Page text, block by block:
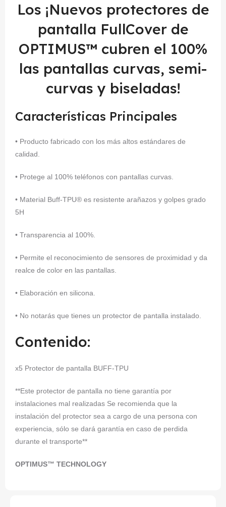
Los ¡Nuevos protectores de
pantalla FullCover de
OPTIMUS™ cubren el 100%
las pantallas curvas, semi-
curvas y biseladas!
Características Principales
• Producto fabricado con los más altos estándares de
calidad.
• Protege al 100% teléfonos con pantallas curvas.
• Material Buff-TPU® es resistente arañazos y golpes grado
5H
• Transparencia al 100%.
• Permite el reconocimiento de sensores de proximidad y da
realce de color en las pantallas.
• Elaboración en silicona.
• No notarás que tienes un protector de pantalla instalado.
Contenido:
x5 Protector de pantalla BUFF-TPU
**Este protector de pantalla no tiene garantía por
instalaciones mal realizadas Se recomienda que la
instalación del protector sea a cargo de una persona con
experiencia, sólo se dará garantía en caso de perdida
durante el transporte**
OPTIMUS™ TECHNOLOGY